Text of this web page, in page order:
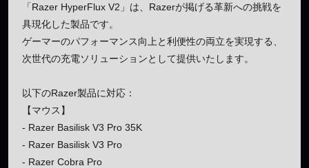
「Razer HyperFlux V2」は、Razerが掲げる革新への挑戦を
具現化した製品です。
ゲーマーのパフォーマンス向上と利便性の両立を実現する、
次世代の充電ソリューションとして提供いたします。
以下のRazer製品に対応：
【マウス】
- Razer Basilisk V3 Pro 35K
- Razer Basilisk V3 Pro
- Razer Cobra Pro